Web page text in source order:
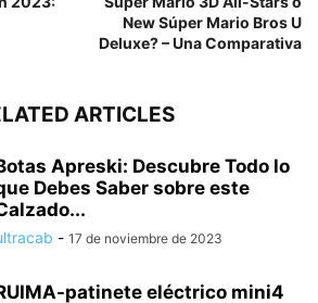
New Súper Mario Bros U
Deluxe? – Una Comparativa
ARTICLES
Apreski: Descubre Todo lo
Debes Saber sobre este
- 17 de noviembre de 2023
patinete eléctrico mini4